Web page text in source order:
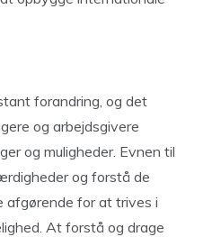
forandring, og det
og arbejdsgivere
og muligheder. Evnen til
og forstå de
afgørende for at trives i
At forstå og drage